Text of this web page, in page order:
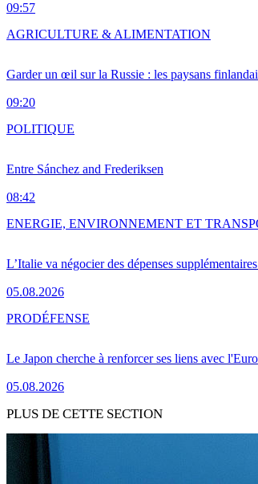
09:57
Garder un œil sur la Russie : les paysans
09:20
AGRICULTURE & ALIMENTATION
Entre Sánchez and Frederiksen
08:42
POLITIQUE
L’Italie va négocier des dépenses
05.08.2026
ENERGIE, ENVIRONNEMENT ET
Le Japon cherche à renforcer ses liens avec
05.08.2026
PRODÉFENSE
PLUS DE CETTE SECTION